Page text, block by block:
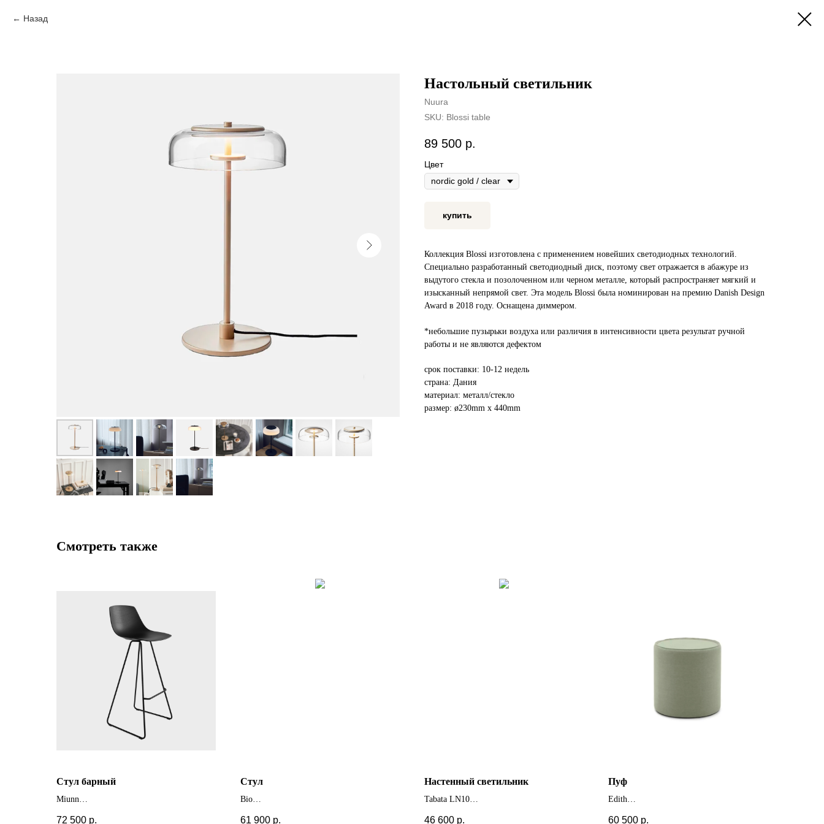
Назад
Настольный светильник
Nuura
SKU: Blossi table
89 500 р.
Цвет
купить
Коллекция Blossi изготовлена с применением новейших светодиодных технологий.
Специально разработанный светодиодный диск, поэтому свет отражается в абажуре из
выдутого стекла и позолоченном или черном металле, который распространяет мягкий и
изысканный непрямой свет. Эта модель Blossi была номинирован на премию Danish Design
Award в 2018 году. Оснащена диммером.
*небольшие пузырьки воздуха или различия в интенсивности цвета результат ручной
работы и не являются дефектом
срок поставки: 10-12 недель
страна: Дания
материал: металл/стекло
размер: ø230mm x 440mm
Смотреть также
Cтул барный
Miunn
72 500 р.
Стул
Bio
61 900 р.
Настенный светильник
Tabata LN10
46 600 р.
Пуф
Edith
60 500 р.